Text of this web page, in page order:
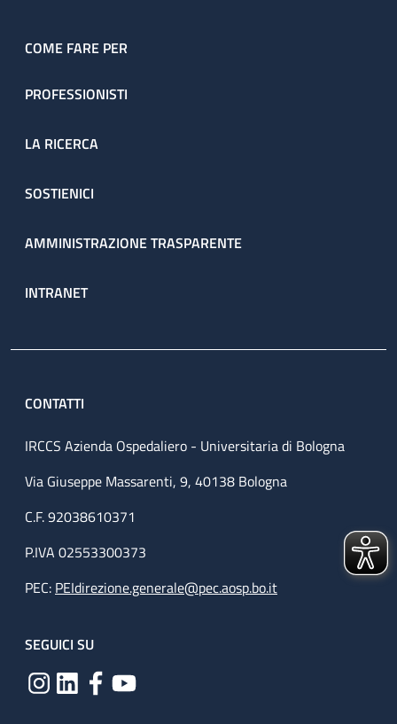
COME FARE PER
PROFESSIONISTI
LA RICERCA
SOSTIENICI
AMMINISTRAZIONE TRASPARENTE
INTRANET
CONTATTI
IRCCS Azienda Ospedaliero - Universitaria di Bologna
Via Giuseppe Massarenti, 9, 40138 Bologna
C.F. 92038610371
P.IVA 02553300373
PEC: PEIdirezione.generale@pec.aosp.bo.it
SEGUICI SU